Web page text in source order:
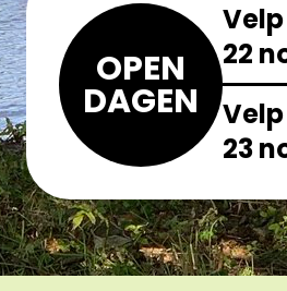
OPEN
DAGEN
22
23